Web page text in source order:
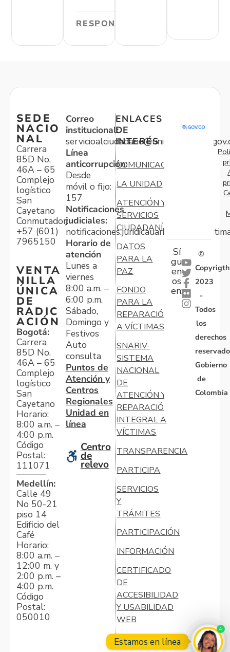
RESPONDER
SEDE
NACIO
NAL
Carrera
85D No.
46A – 65
Complejo
logístico
San
Cayetano
Conmutador:
+57 (601)
7965150
VENTA
NILLA
ÚNICA
DE
RADIC
ACIÓN
Bogotá:
Carrera
85D No.
46A – 65
Complejo
logístico
San
Cayetano
Horario:
8:00 a.m. –
4:00 p.m.
Código
Postal:
111071
Medellín:
Calle 49
No 50-21
piso 14
Edificio del
Café
Horario:
8:00 a.m. –
12:00 m. y
2:00 p.m. –
4:00 p.m.
Código
Postal:
050010
Correo
institucional:
Línea
anticorrupción:
Desde
móvil o fijo:
157
Notificaciones
judiciales:
Horario de
atención
Lunes a
viernes
8:00 a.m. –
6:00 p.m.
Sábado,
Domingo y
Festivos
Auto
consulta
Puntos de
Atención y
Centros
Regionales
Unidad en
línea
Centro
de
relevo
ENLACES
DE
INTERÉS
COMUNICACIONES
LA UNIDAD
ATENCIÓN Y
SERVICIOS
CIUDADANÍA
DATOS
PARA LA
PAZ
FONDO
PARA LA
REPARACIÓN
A VÍCTIMAS
SNARIV-
SISTEMA
NACIONAL
DE
ATENCIÓN Y
REPARACIÓN
INTEGRAL A
VÍCTIMAS
TRANSPARENCIA
PARTICIPA
SERVICIOS
Y
TRÁMITES
PARTICIPACIÓN
INFORMACIÓN
CERTIFICADO
DE
ACCESIBILIDAD
Y USABILIDAD
WEB
Sí
gu
en
os
en:
©
Copyrigth
2023
-
Todos
los
derechos
Gobierno
de
Colombia
Estamos en línea
4